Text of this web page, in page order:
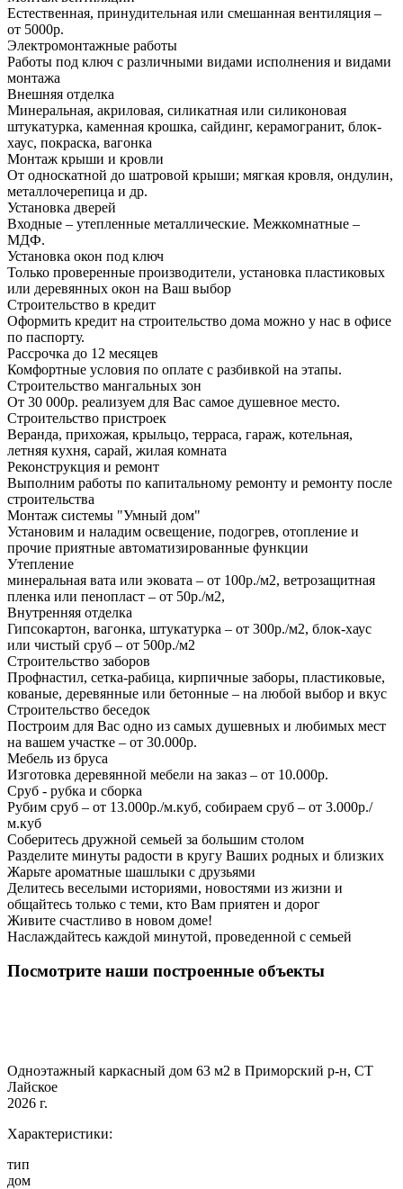
Естественная, принудительная или смешанная вентиляция –
от 5000р.
Электромонтажные работы
Работы под ключ с различными видами исполнения и видами
монтажа
Внешняя отделка
Минеральная, акриловая, силикатная или силиконовая
штукатурка, каменная крошка, сайдинг, керамогранит, блок-
хаус, покраска, вагонка
Монтаж крыши и кровли
От односкатной до шатровой крыши; мягкая кровля, ондулин,
металлочерепица и др.
Установка дверей
Входные – утепленные металлические. Межкомнатные –
МДФ.
Установка окон под ключ
Только проверенные производители, установка пластиковых
или деревянных окон на Ваш выбор
Строительство в кредит
Оформить кредит на строительство дома можно у нас в офисе
по паспорту.
Рассрочка до 12 месяцев
Комфортные условия по оплате с разбивкой на этапы.
Строительство мангальных зон
От 30 000р. реализуем для Вас самое душевное место.
Строительство пристроек
Веранда, прихожая, крыльцо, терраса, гараж, котельная,
летняя кухня, сарай, жилая комната
Реконструкция и ремонт
Выполним работы по капитальному ремонту и ремонту после
строительства
Монтаж системы "Умный дом"
Установим и наладим освещение, подогрев, отопление и
прочие приятные автоматизированные функции
Утепление
минеральная вата или эковата – от 100р./м2, ветрозащитная
пленка или пенопласт – от 50р./м2,
Внутренняя отделка
Гипсокартон, вагонка, штукатурка – от 300р./м2, блок-хаус
или чистый сруб – от 500р./м2
Строительство заборов
Профнастил, сетка-рабица, кирпичные заборы, пластиковые,
кованые, деревянные или бетонные – на любой выбор и вкус
Строительство беседок
Построим для Вас одно из самых душевных и любимых мест
на вашем участке – от 30.000р.
Мебель из бруса
Изготовка деревянной мебели на заказ – от 10.000р.
Сруб - рубка и сборка
Рубим сруб – от 13.000р./м.куб, собираем сруб – от 3.000р./
м.куб
Соберитесь дружной семьей за большим столом
Разделите минуты радости в кругу Ваших родных и близких
Жарьте ароматные шашлыки с друзьями
Делитесь веселыми историями, новостями из жизни и
общайтесь только с теми, кто Вам приятен и дорог
Живите счастливо в новом доме!
Наслаждайтесь каждой минутой, проведенной с семьей
Посмотрите наши построенные объекты
Одноэтажный каркасный дом 63 м2 в Приморский р-н, СТ
Лайское
2026 г.
Характеристики:
тип
дом